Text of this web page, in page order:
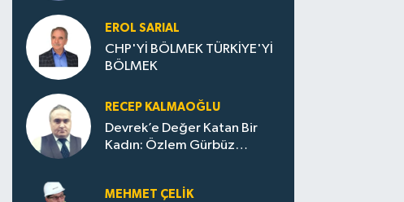
Evler Çöp Dolu
EROL SARIAL
CHP'Yİ BÖLMEK TÜRKİYE'Yİ
BÖLMEK
RECEP KALMAOĞLU
Devrek’e Değer Katan Bir
Kadın: Özlem Gürbüz
MEHMET ÇELIK